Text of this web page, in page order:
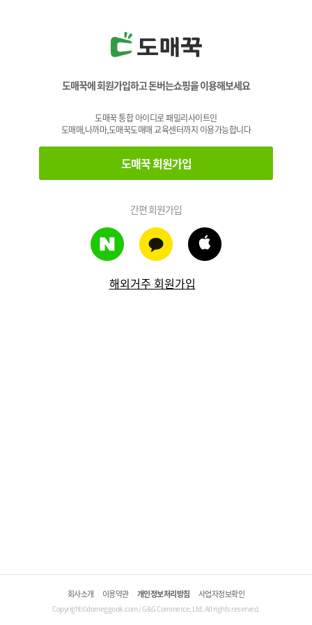
도매꾹에 회원가입하고 돈버는쇼핑을 이용해보세요
도매꾹 통합 아이디로 패밀리사이트인
도매매,나까마,도매꾹도매매 교육센터까지 이용가능합니다
도매꾹 회원가입
간편 회원가입
해외거주 회원가입
회사소개 이용약관 개인정보처리방침 사업자정보확인
Copyright©domeggook.com / G&G Commerce, Ltd. All rights reserved.